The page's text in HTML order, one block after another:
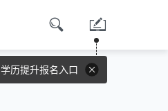
学历提升报名入口